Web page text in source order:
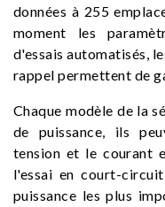
données à 255
moment les
d'essais automatisés,
rappel permettent de
Chaque modèle de la
de puissance, ils
tension et le courant
l'essai en court-
puissance les plus